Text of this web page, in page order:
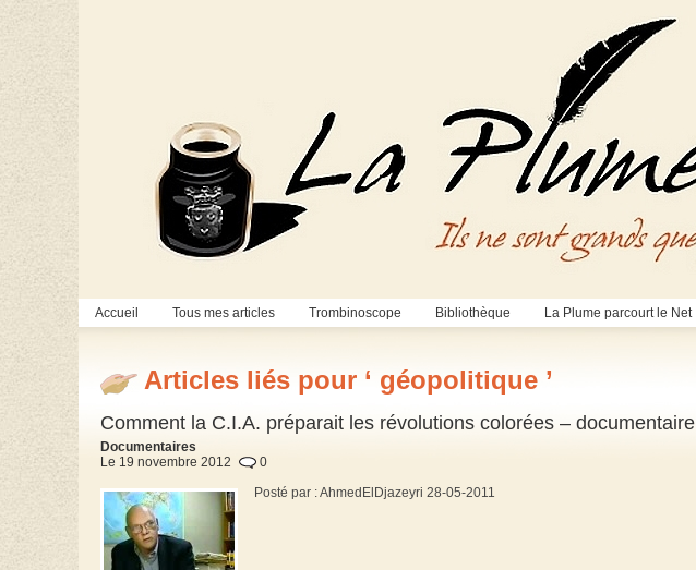
Accueil Tous mes articles Trombinoscope Bibliothèque La Plume parcourt le Net
Articles liés pour ‘ géopolitique ’
Comment la C.I.A. préparait les révolutions colorées – documentaire
Documentaires
Le 19 novembre 2012
0
Posté par : AhmedElDjazeyri 28-05-2011